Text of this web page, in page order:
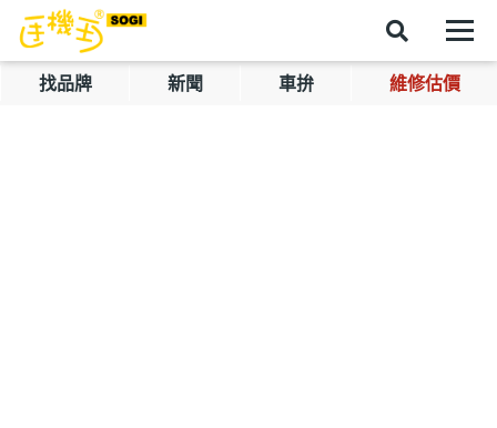
找品牌 新聞 車拚 維修估價